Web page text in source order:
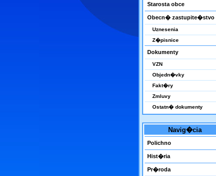
Starosta obce
Obecn� zastupite�stvo
Uznesenia
Z�pisnice
Dokumenty
VZN
Objedn�vky
Fakt�ry
Zmluvy
Ostatn� dokumenty
Navig�cia
Polichno
Hist�ria
Pr�roda